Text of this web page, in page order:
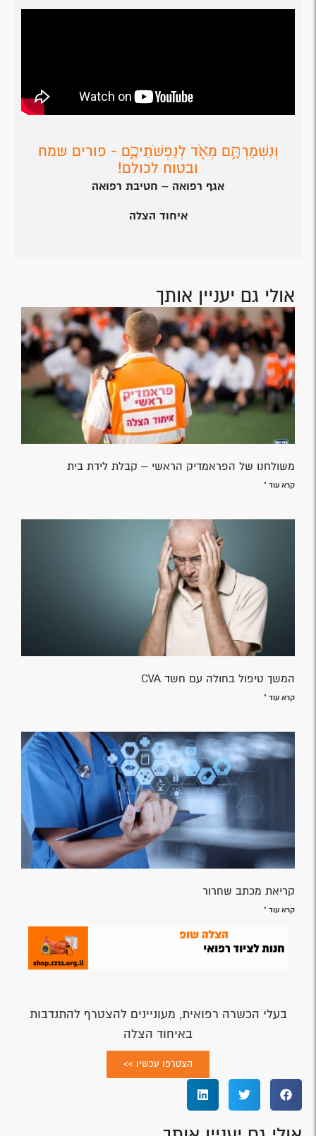
וְנִשְׁמַרְתֶּ֥ם מְאֹ֖ד לְנַפְשֹׁתֵיכֶ֑ם - פורים שמח
ובטוח לכולם!
אגף רפואה – חטיבת רפואה
איחוד הצלה
אולי גם יעניין אותך
משולחנו של הפראמדיק הראשי – קבלת לידת בית
קרא עוד »
המשך טיפול בחולה עם חשד CVA
קרא עוד »
קריאת מכתב שחרור
קרא עוד »
בעלי הכשרה רפואית, מעוניינים להצטרף להתנדבות
באיחוד הצלה
הצטרפו עכשיו >>